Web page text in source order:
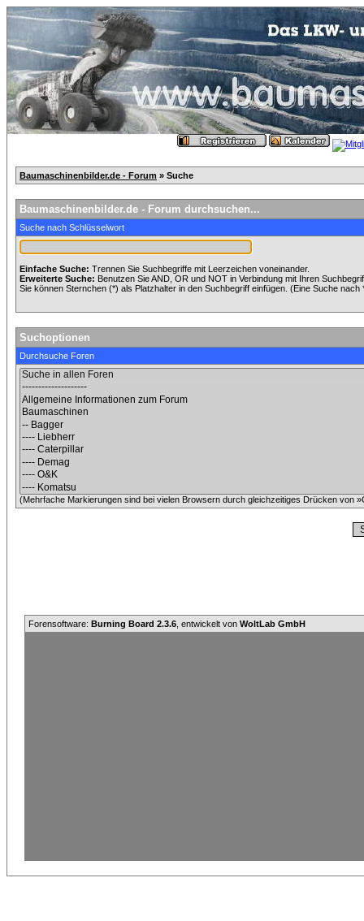
Baumaschinenbilder.de - Forum » Suche
Baumaschinenbilder.de - Forum durchsuchen...
Suche nach Schlüsselwort
Einfache Suche: Trennen Sie Suchbegriffe mit Leerzeichen voneinander.
Erweiterte Suche: Benutzen Sie AND, OR und NOT in Verbindung mit Ihren
Sie können Sternchen (*) als Platzhalter in den Suchbegriff einfügen. (Eine Suche
Suchoptionen
Durchsuche Foren
(Mehrfache Markierungen sind bei vielen Browsern durch gleichzeitiges Drücken von
Forensoftware: Burning Board 2.3.6 , entwickelt von WoltLab GmbH